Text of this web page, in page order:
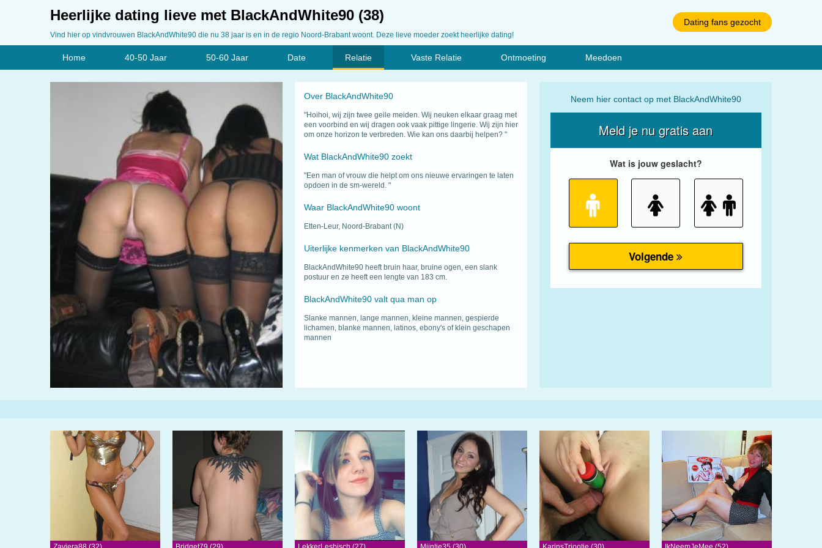
Dating fans gezocht
Heerlijke dating lieve met BlackAndWhite90 (38)
Vind hier op vindvrouwen BlackAndWhite90 die nu 38 jaar is en in de regio Noord-Brabant woont. Deze lieve moeder zoekt heerlijke dating!
Home 40-50 Jaar 50-60 Jaar Date Relatie Vaste Relatie Ontmoeting Meedoen
Over BlackAndWhite90
"Hoihoi, wij zijn twee geile meiden. Wij neuken elkaar graag met
een voorbind en wij dragen ook vaak pittige lingerie. Wij zijn hier
om onze horizon te verbreden. Wie kan ons daarbij helpen? "
Wat BlackAndWhite90 zoekt
"Een man of vrouw die helpt om ons nieuwe ervaringen te laten
opdoen in de sm-wereld. "
Waar BlackAndWhite90 woont
Etten-Leur, Noord-Brabant (N)
Uiterlijke kenmerken van BlackAndWhite90
BlackAndWhite90 heeft bruin haar, bruine ogen, een slank
postuur en ze heeft een lengte van 183 cm.
BlackAndWhite90 valt qua man op
Slanke mannen, lange mannen, kleine mannen, gespierde
lichamen, blanke mannen, latinos, ebony's of klein geschapen
mannen
Neem hier contact op met BlackAndWhite90